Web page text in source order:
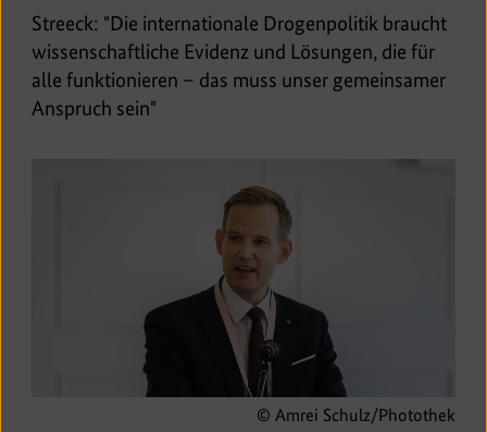
Streeck: "Die internationale Drogenpolitik braucht
wissenschaftliche Evidenz und Lösungen, die für
alle funktionieren – das muss unser gemeinsamer
Anspruch sein"
© Amrei Schulz/Photothek